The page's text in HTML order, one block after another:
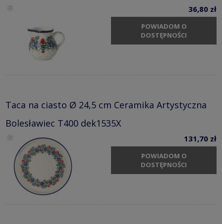
36,80 zł
POWIADOM O
DOSTĘPNOŚCI
Taca na ciasto Ø 24,5 cm Ceramika Artystyczna
Bolesławiec T400 dek1535X
131,70 zł
POWIADOM O
DOSTĘPNOŚCI